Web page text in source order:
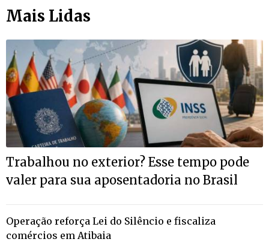
Mais Lidas
Trabalhou no exterior? Esse tempo pode
valer para sua aposentadoria no Brasil
Operação reforça Lei do Silêncio e fiscaliza
comércios em Atibaia